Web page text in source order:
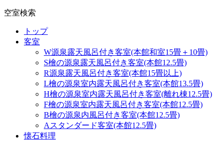
空室検索
トップ
客室
W源泉露天風呂付き客室(本館和室15畳＋10畳)
S檜の源泉露天風呂付き客室(本館12.5畳)
R源泉露天風呂付き客室(本館15畳以上)
L檜の源泉室内露天風呂付き客室(本館13.5畳)
H檜の源泉室内露天風呂付き客室(離れ棟12.5畳)
F檜の源泉室内露天風呂付き客室(本館12.5畳)
B檜の源泉内風呂付き客室(本館12.5畳)
Aスタンダード客室(本館12.5畳)
懐石料理